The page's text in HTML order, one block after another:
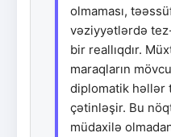
olmaması,
vəziyyətlərdə tez-
bir reallıqdır.
maraqların
diplomatik həllər
çətinləşir. Bu
müdaxilə